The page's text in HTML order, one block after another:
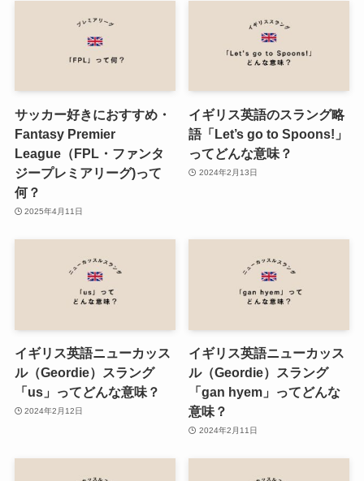
サッカー好きにおすすめ・
Fantasy Premier
League（FPL・ファンタ
ジープレミアリーグ)って
何？
2025年4月11日
イギリス英語のスラング略
語「Let’s go to Spoons!」
ってどんな意味？
2024年2月13日
イギリス英語ニューカッス
ル（Geordie）スラング
「us」ってどんな意味？
2024年2月12日
イギリス英語ニューカッス
ル（Geordie）スラング
「gan hyem」ってどんな
意味？
2024年2月11日